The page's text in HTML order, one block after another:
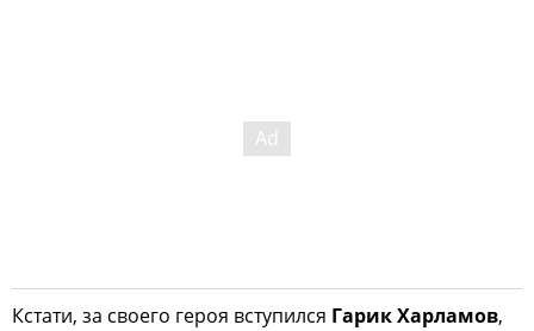
Кстати, за своего героя вступился Гарик Харламов,